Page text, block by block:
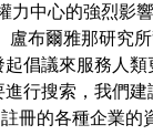
力中心的強烈影
盧布爾雅那研究
倡議來服務人類
行搜索，我們建
冊的各種企業的